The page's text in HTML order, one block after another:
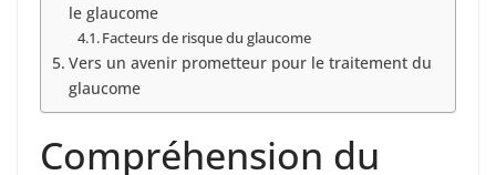
le glaucome
Facteurs de risque du glaucome
Vers un avenir prometteur pour le traitement du
glaucome
Compréhension du